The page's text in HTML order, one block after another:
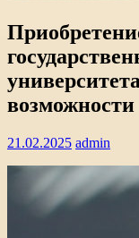
возможности
21.02.2025 admin